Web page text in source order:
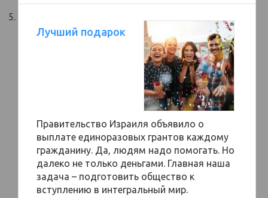
Лучший подарок
Правительство Израиля объявило о
выплате единоразовых грантов каждому
гражданину. Да, людям надо помогать. Но
далеко не только деньгами. Главная наша
задача – подготовить общество к
вступлению в интегральный мир.